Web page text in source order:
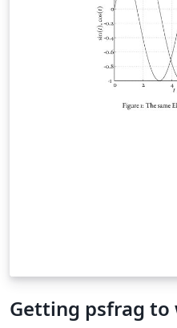
Getting psfrag